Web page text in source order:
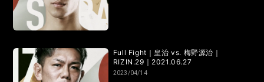
Full Fight｜皇治 vs. 梅野源治｜
RIZIN.29｜2021.06.27
2023/04/14